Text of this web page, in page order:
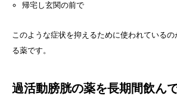
帰宅し玄関の前で
このような症状を抑えるために使われているの
る薬です。
過活動膀胱の薬を長期間飲ん